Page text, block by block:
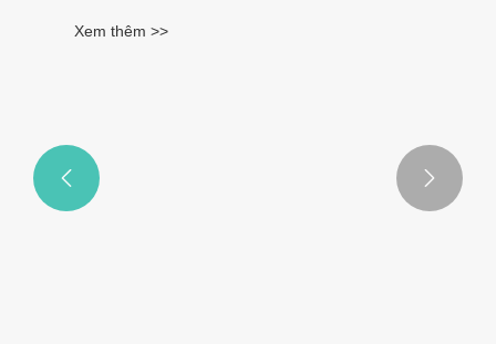
Xem thêm >>
 